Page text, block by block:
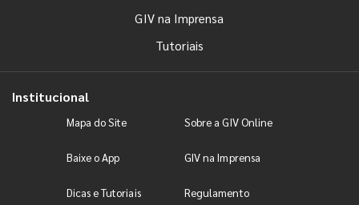
GIV na Imprensa
Tutoriais
Institucional
Mapa do Site Sobre a GIV Online
Baixe o App GIV na Imprensa
Dicas e Tutoriais Regulamento